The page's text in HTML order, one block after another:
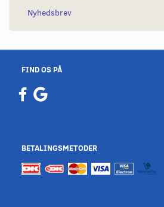
Nyhedsbrev
FIND OS PÅ
BETALINGSMETODER